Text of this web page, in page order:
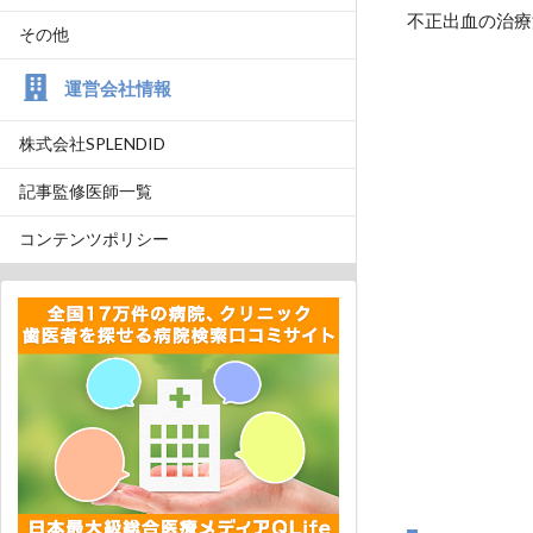
その他
運営会社情報
株式会社SPLENDID
記事監修医師一覧
コンテンツポリシー
不正出血の治